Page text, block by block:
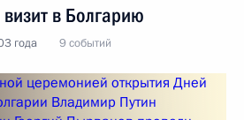
визит в Болгарию
года 9 событий